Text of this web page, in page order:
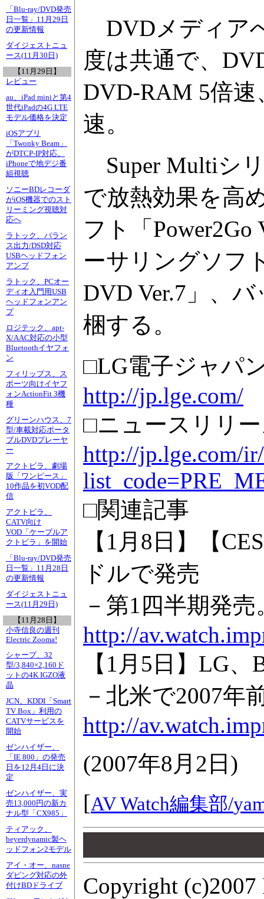
「Blu-ray/DVD発売
日一覧」11月29日
の更新情報
ダイジェストニュ
ース(11月30日)
【11月29日】
レビュー
au、iPad miniと第4
世代iPadの4G LTE
モデル価格を決定
iOSアプリ
「Twonky Beam」
がDTCP-IP対応。
iPhoneで地デジ番
組視聴
ソニーBDレコーダ
がiOS機器でのスト
リーミング視聴対
応へ
ラトック、バラン
ス出力/DSD対応
USBヘッドフォン
アンプ
ラトック、PCオー
ディオ入門用USB
ヘッドフォンアン
プ
ロジテック、apt-
X/AAC対応の小型
Bluetoothイヤフォ
ン
フィリップス、ス
ポーツ向けイヤフ
ォンActionFit 3機
種
グリーンハウス、7
型/車載対応ポータ
ブルDVDプレーヤ
ー
アクトビラ、劇場
版「ワンピース」
10作品を初VOD配
信
アクトビラ、
CATV向け
VOD「ケーブルア
クトビラ」を開始
「Blu-ray/DVD発売
日一覧」11月28日
の更新情報
ダイジェストニュ
ース(11月29日)
【11月28日】
小寺信良の週刊
Electric Zooma!
シャープ、32
型/3,840×2,160ド
ットの4K IGZO液
晶
JCN、KDDI「Smart
TV Box」利用の
CATVサービスを
開始
ゼンハイザー、
「IE 800」の発売
日を12月4日に決
定
ゼンハイザー、実
売13,000円の新カ
ナル型「CX985」
ティアック、
beyerdynamic製ヘ
ッドフォン2モデル
アイ・オー、nasne
ダビング対応の外
付けBDドライブ
DVDメディア
度は共通で、
DVD-RAM 5倍速
速。
Super Multiシ
で放熱効果を高
フト「
ーサリングソフ
DVD Ver.7」、
梱する。
□LG電子ジャパ
http://jp.lge.com/
□ニュースリリ
http://jp.lge.com/
□関連記事
【1月8日】【
ドルで発売
－第1四半期発
http://
【1月5日】LG
－北米で2007年
http://
(2007年8月2日 )
[AV Watch編集部/
Copyright (c)2007